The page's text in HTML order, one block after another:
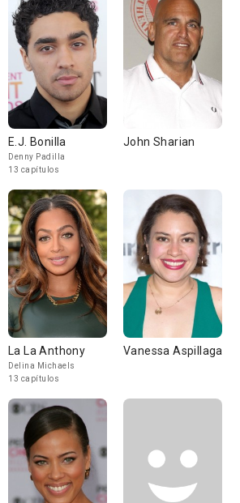
E.J. Bonilla
Denny Padilla
13 capítulos
John Sharian
La La Anthony
Delina Michaels
13 capítulos
Vanessa Aspillaga